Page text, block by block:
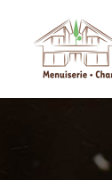
contenu
principal